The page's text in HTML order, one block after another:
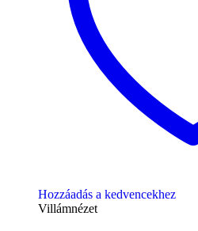
Hozzáadás a kedvencekhez
Villámnézet